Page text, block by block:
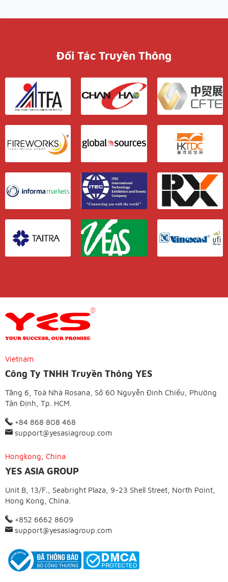
Đối Tác Truyền Thông
Vietnam
Công Ty TNHH Truyền Thông YES
Tầng 6, Toà Nhà Rosana, Số 60 Nguyễn Đình Chiểu, Phường
Tân Định, Tp. HCM.
+84 868 808 468
support@yesasiagroup.com
Hongkong, China
YES ASIA GROUP
Unit B, 13/F., Seabright Plaza, 9-23 Shell Street, North Point,
Hong Kong, China.
+852 6662 8609
support@yesasiagroup.com